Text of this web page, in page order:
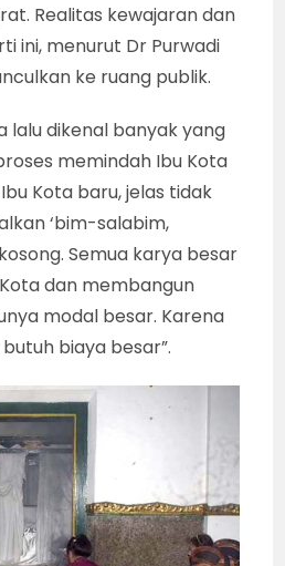
Realitas kewajaran dan
ini, menurut Dr Purwadi
ke ruang publik.
lalu dikenal banyak yang
memindah Ibu Kota
Kota baru, jelas tidak
‘bim-salabim,
Semua karya besar
dan membangun
modal besar. Karena
biaya besar”.